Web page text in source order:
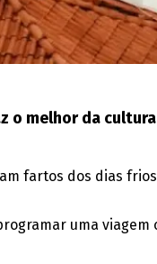
o melhor da
fartos dos dias
uma